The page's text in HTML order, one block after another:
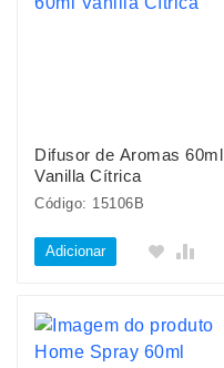
Difusor de Aromas 60ml
Vanilla Cítrica
Código: 15106B
Adicionar